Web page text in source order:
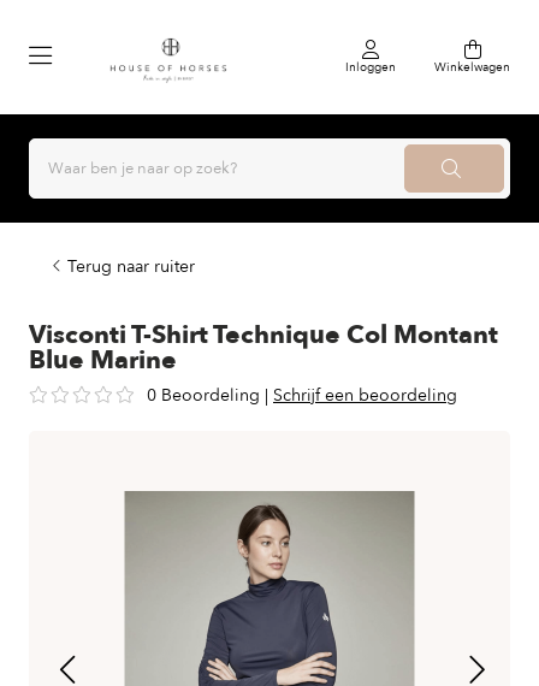
Inloggen Winkelwagen
Terug naar ruiter
Visconti T-Shirt Technique Col Montant
Blue Marine
0 Beoordeling | Schrijf een beoordeling